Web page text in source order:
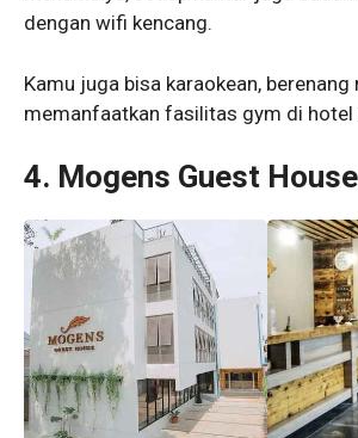
dengan wifi kencang.
Kamu juga bisa karaokean, berenang
memanfaatkan fasilitas gym di hotel
4. Mogens Guest House